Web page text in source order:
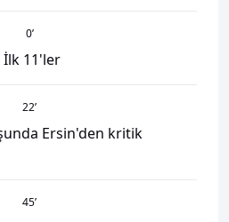
0’
İlk 11'ler
22’
Ersin'den kritik
45’